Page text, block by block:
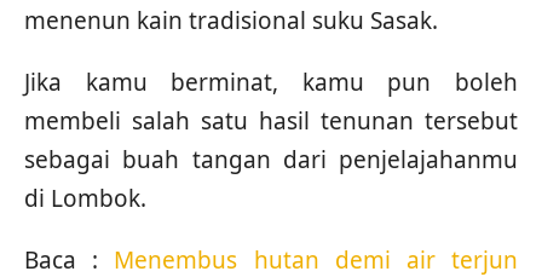
menenun kain tradisional suku Sasak.
Jika kamu berminat, kamu pun boleh
membeli salah satu hasil tenunan tersebut
sebagai buah tangan dari penjelajahanmu
di Lombok.
Baca : Menembus hutan demi air terjun